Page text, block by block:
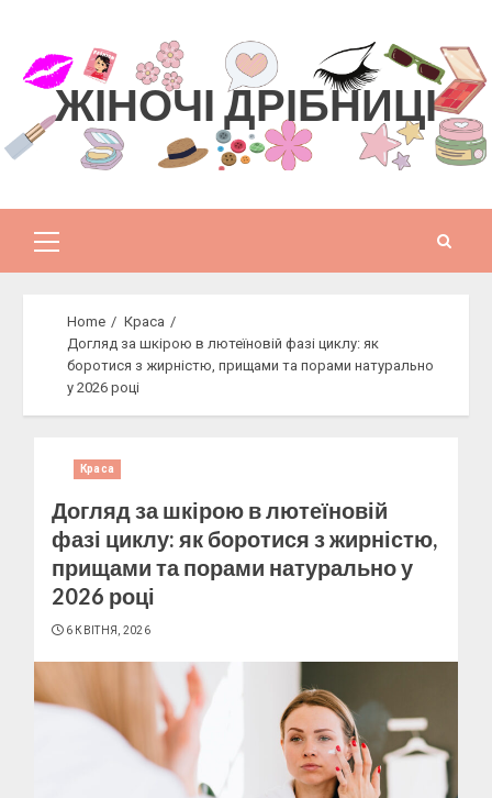
content
ЖІНОЧІ ДРІБНИЦІ
Primary
Menu
Home
Краса
Догляд за шкірою в лютеїновій фазі циклу: як
боротися з жирністю, прищами та порами натурально
у 2026 році
Краса
Догляд за шкірою в лютеїновій
фазі циклу: як боротися з жирністю,
прищами та порами натурально у
2026 році
6 КВІТНЯ, 2026